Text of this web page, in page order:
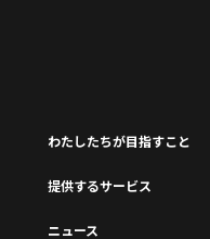
わたしたちが⽬指すこと
提供するサービス
ニュース